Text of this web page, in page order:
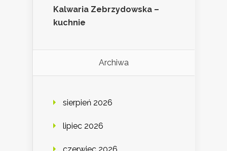
Kalwaria Zebrzydowska –
kuchnie
Archiwa
sierpień 2026
lipiec 2026